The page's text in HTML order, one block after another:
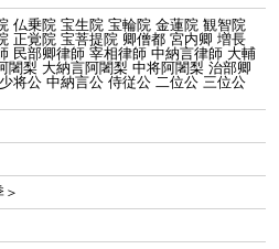
仏乗院 宝生院 宝輪院 金蓮院 観智院
正覚院 宝菩提院 卿僧都 宮内卿 増長
民部卿律師 宰相律師 中納言律師 大輔
闍梨 大納言阿闍梨 中将阿闍梨 治部卿
将公 中納言公 侍従公 二位公 三位公